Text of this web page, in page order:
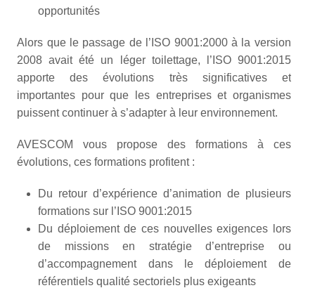
opportunités
Alors que le passage de l’ISO 9001:2000 à la version
2008 avait été un léger toilettage, l’ISO 9001:2015
apporte des évolutions très significatives et
importantes pour que les entreprises et organismes
puissent continuer à s’adapter à leur environnement.
AVESCOM vous propose des formations à ces
évolutions, ces formations profitent :
Du retour d’expérience d’animation de plusieurs
formations sur l’ISO 9001:2015
Du déploiement de ces nouvelles exigences lors
de missions en stratégie d’entreprise ou
d’accompagnement dans le déploiement de
référentiels qualité sectoriels plus exigeants